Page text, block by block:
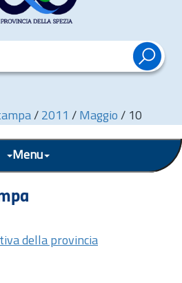
/ 2011 / Maggio / 10
Menu
della provincia